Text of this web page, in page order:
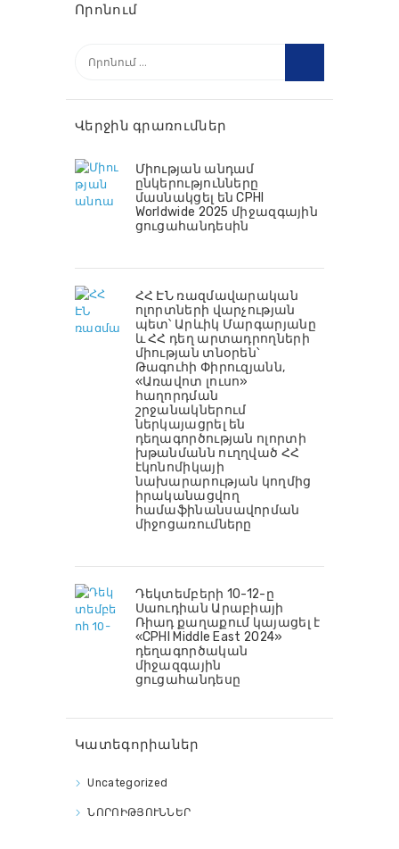
Որոնում
Վերջին գրառումներ
Միության անդամ
ընկերությունները
մասնակցել են CPHI
Worldwide 2025 միջազգային
ցուցահանդեսին
ՀՀ ԷՆ ռազմավարական
ոլորտների վարչության
պետ՝ Արևիկ Մարգարյանը
և ՀՀ դեղ արտադրողների
միության տնօրեն՝
Թագուհի Փիրուզյանն,
«Առավոտ լուսո»
հաղորդման
շրջանակներում
ներկայացրել են
դեղագործության ոլորտի
խթանմանն ուղղված ՀՀ
էկոնոմիկայի
նախարարության կողմից
իրականացվող
համաֆինանսավորման
միջոցառումները
Դեկտեմբերի 10-12-ը
Սաուդիան Արաբիայի
Ռիադ քաղաքում կայացել է
«CPHI Middle East 2024»
դեղագործական
միջազգային
ցուցահանդեսը
Կատեգորիաներ
Uncategorized
ՆՈՐՈԻԹՅՈՒՆՆԵՐ